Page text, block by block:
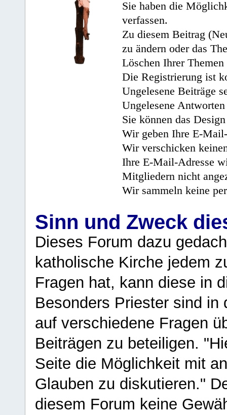
Sie haben die
verfassen.
Zu diesem Beitrag
zu ändern oder das
Löschen Ihrer
Die Registrierung ist
Ungelesene Beiträge
Ungelesene
Sie können das
Wir geben Ihre E-
Wir verschicken
Ihre E-Mail-Adresse
Mitgliedern nicht
Wir sammeln keine
Sinn und Zweck
Dieses Forum dazu
katholische Kirche jedem
Fragen hat, kann diese in
Besonders Priester sind in
auf verschiedene Fragen
Beiträgen zu beteiligen.
Seite die Möglichkeit mit
Glauben zu diskutieren."
diesem Forum keine